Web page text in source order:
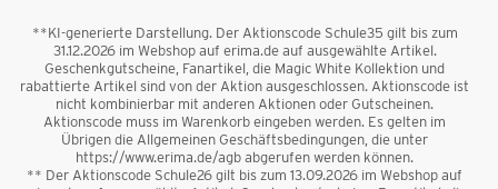
**KI-generierte Darstellung. Der Aktionscode Schule35 gilt bis zum
31.12.2026 im Webshop auf erima.de auf ausgewählte Artikel.
Geschenkgutscheine, Fanartikel, die Magic White Kollektion und
rabattierte Artikel sind von der Aktion ausgeschlossen. Aktionscode ist
nicht kombinierbar mit anderen Aktionen oder Gutscheinen.
Aktionscode muss im Warenkorb eingeben werden. Es gelten im
Übrigen die Allgemeinen Geschäftsbedingungen, die unter
https://www.erima.de/agb abgerufen werden können.
** Der Aktionscode Schule26 gilt bis zum 13.09.2026 im Webshop auf